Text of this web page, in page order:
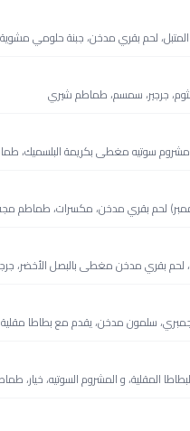
لحم بقري مدخن، جبنة حلومي
بالثوم، جرجير، سمسم، طماطم شيري
مشروم سوتيه مغطى بكريمة البلسميك،
لحم بقري مدخن، مكسرات، طماطم
بقري مدخن مغطى بالبصل الأخضر،
المقلية، و المشروم السوتيه، خيار،